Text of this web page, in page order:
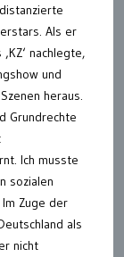
Als er
nachlegte,
und
heraus.
Grundrechte
Ich musste
sozialen
Zuge der
als
nicht